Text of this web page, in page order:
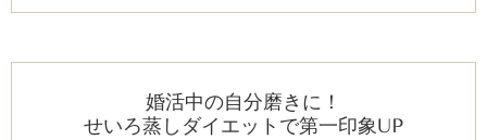
婚活中の自分磨きに！
せいろ蒸しダイエットで第一印象UP